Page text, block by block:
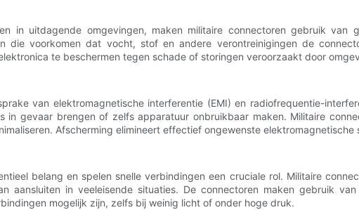
in uitdagende omgevingen, maken militaire connectoren gebruik van
die voorkomen dat vocht, stof en andere verontreinigingen de
te beschermen tegen schade of storingen veroorzaakt door
van elektromagnetische interferentie (EMI) en radiofrequentie-
in gevaar brengen of zelfs apparatuur onbruikbaar maken. Militaire
Afscherming elimineert effectief ongewenste
belang en spelen snelle verbindingen een cruciale rol. Militaire
aansluiten in veeleisende situaties. De connectoren maken gebruik
mogelijk zijn, zelfs bij weinig licht of onder hoge druk.